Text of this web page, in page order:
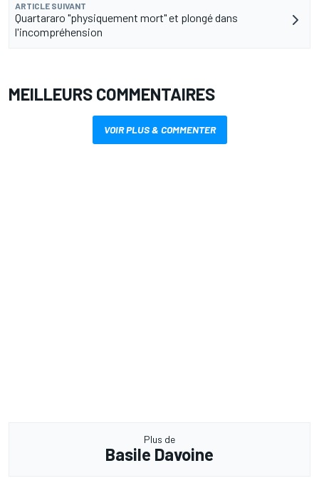
ARTICLE SUIVANT
Quartararo "physiquement mort" et plongé dans
l'incompréhension
MEILLEURS COMMENTAIRES
VOIR PLUS & COMMENTER
Plus de
Basile Davoine